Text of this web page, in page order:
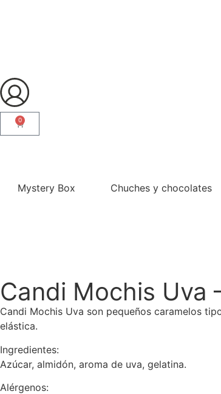
0
Mystery Box Chuches y chocolates
Candi Mochis Uva
Candi Mochis Uva son pequeños caramelos
elástica.
Ingredientes:
Azúcar, almidón, aroma de uva, gelatina.
Alérgenos: